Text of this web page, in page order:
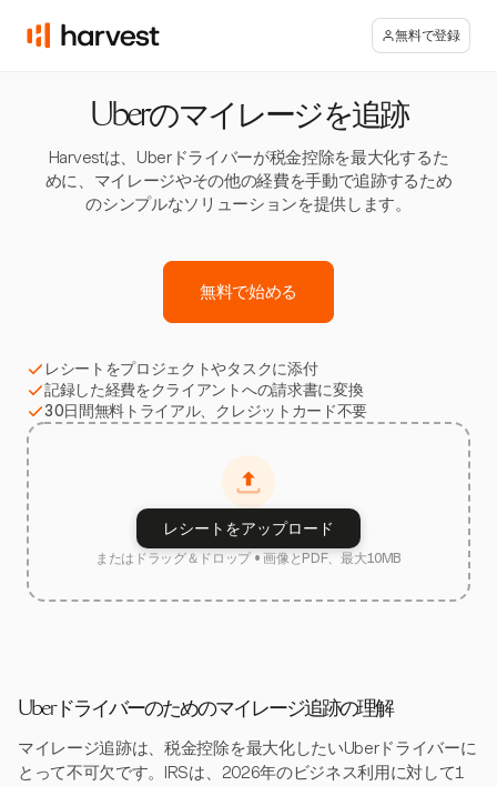
無料で登録
Uberのマイレージを追跡
Harvestは、Uberドライバーが税金控除を最大化するた
めに、マイレージやその他の経費を手動で追跡するため
のシンプルなソリューションを提供します。
無料で始める
レシートをプロジェクトやタスクに添付
記録した経費をクライアントへの請求書に変換
30日間無料トライアル、クレジットカード不要
レシートをアップロード
またはドラッグ＆ドロップ • 画像とPDF、最大10MB
Uberドライバーのためのマイレージ追跡の理解
マイレージ追跡は、税金控除を最大化したいUberドライバーに
とって不可欠です。IRSは、2026年のビジネス利用に対して1